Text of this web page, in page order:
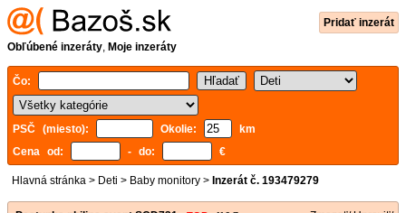
Pridať inzerát
Obľúbené inzeráty, Moje inzeráty
Čo:
PSČ (miesto): Okolie:
km
Cena od:
- do: €
Hlavná stránka > Deti > Baby monitory > Inzerát č. 193479279